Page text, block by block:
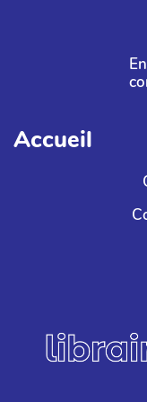
Aller au contenu
Accueil